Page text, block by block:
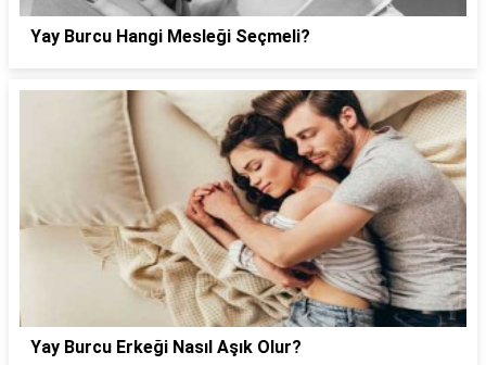
Yay Burcu Hangi Mesleği Seçmeli?
Yay Burcu Erkeği Nasıl Aşık Olur?